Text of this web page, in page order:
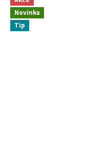
Novinka
Tip